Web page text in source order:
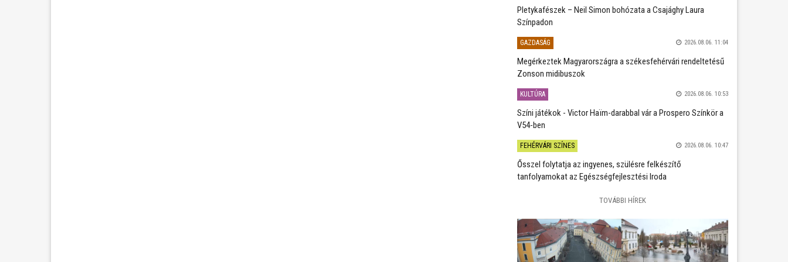
Pletykafészek – Neil Simon bohózata a Csajághy Laura
Színpadon
GAZDASÁG 2026.08.06. 11:04
Megérkeztek Magyarországra a székesfehérvári rendeltetésű
Zonson midibuszok
KULTÚRA 2026.08.06. 10:53
Színi játékok - Victor Haïm-darabbal vár a Prospero Színkör a
V54-ben
FEHÉRVÁRI SZÍNES 2026.08.06. 10:47
Ősszel folytatja az ingyenes, szülésre felkészítő
tanfolyamokat az Egészségfejlesztési Iroda
TOVÁBBI HÍREK